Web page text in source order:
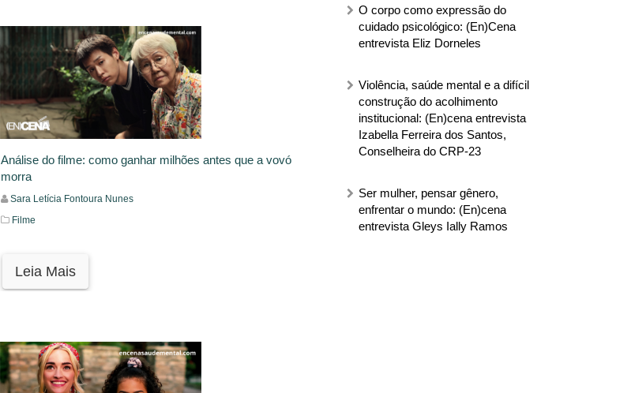
O corpo como expressão do
cuidado psicológico: (En)Cena
entrevista Eliz Dorneles
Violência, saúde mental e a difícil
construção do acolhimento
institucional: (En)cena entrevista
Izabella Ferreira dos Santos,
Conselheira do CRP-23
Ser mulher, pensar gênero,
enfrentar o mundo: (En)cena
entrevista Gleys Ially Ramos
Análise do filme: como ganhar milhões antes que a vovó
morra
Sara Letícia Fontoura Nunes
Filme
Leia Mais